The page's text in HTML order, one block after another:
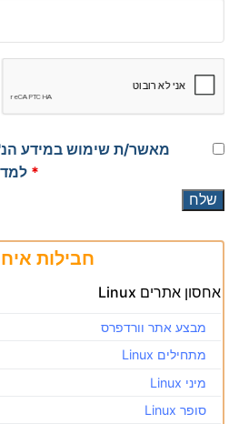
מאשר/ת שימוש במידע הנ"ל
חבילות
אחסון אתרים Linux
מבצע אתר וורדפרס
מתחילים Linux
מיני Linux
סופר Linux